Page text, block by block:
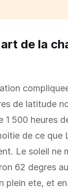
de la
de latitude
1 500 heures
de ce que
Le soleil ne
62 degres
plein ete, et